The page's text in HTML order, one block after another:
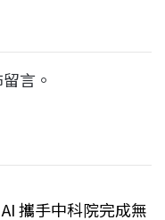
言。
攜手中科院完成無